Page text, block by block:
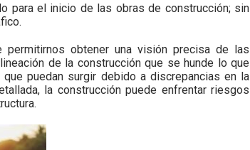
para el inicio de las obras de construcción; sin
obtener una visión precisa de las
de la construcción que se hunde lo que
puedan surgir debido a discrepancias en la
la construcción puede enfrentar riesgos